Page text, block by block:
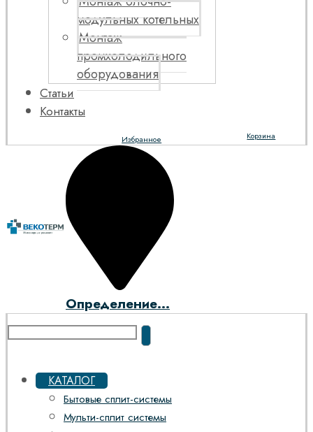
модульных котельных
Монтаж
промхолодильного
оборудования
Статьи
Контакты
Корзина
Избранное
Определение...
КАТАЛОГ
Бытовые сплит-системы
Мульти-сплит системы